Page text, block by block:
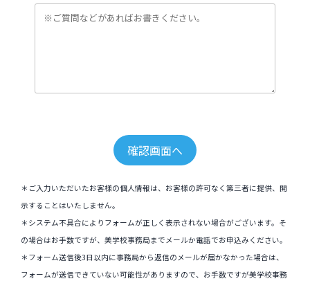
＊ご入力いただいたお客様の個人情報は、お客様の許可なく第三者に提供、開
示することはいたしません。
＊システム不具合によりフォームが正しく表示されない場合がございます。そ
の場合はお手数ですが、美学校事務局までメールか電話でお申込みください。
＊フォーム送信後3日以内に事務局から返信のメールが届かなかった場合は、
フォームが送信できていない可能性がありますので、お手数ですが美学校事務